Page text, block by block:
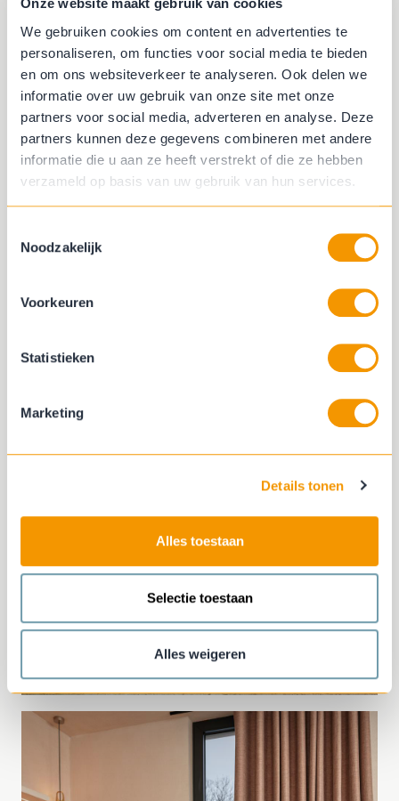
Onze website maakt gebruik van cookies
We gebruiken cookies om content en advertenties te
personaliseren, om functies voor social media te bieden
en om ons websiteverkeer te analyseren. Ook delen we
informatie over uw gebruik van onze site met onze
partners voor social media, adverteren en analyse. Deze
partners kunnen deze gegevens combineren met andere
informatie die u aan ze heeft verstrekt of die ze hebben
verzameld op basis van uw gebruik van hun services.
Noodzakelijk
Voorkeuren
Statistieken
Marketing
Details tonen
Alles toestaan
Selectie toestaan
Alles weigeren